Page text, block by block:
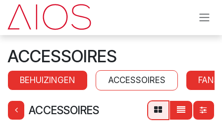
Se rendre au contenu
ACCESSOIRES
BEHUIZINGEN ACCESSOIRES FANS
ACCESSOIRES